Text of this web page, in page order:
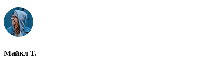
Майкл Т.